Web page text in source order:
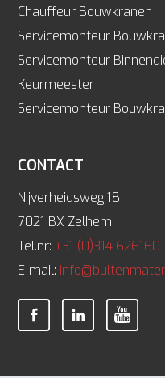
Chauffeur Bouwkranen
Servicemonteur
Servicemonteur
Keurmeester
Servicemonteur
CONTACT
Nijverheidsweg 18
7021 BX Zelhem
Tel.nr: +31 (0)314 626160
E-mail: